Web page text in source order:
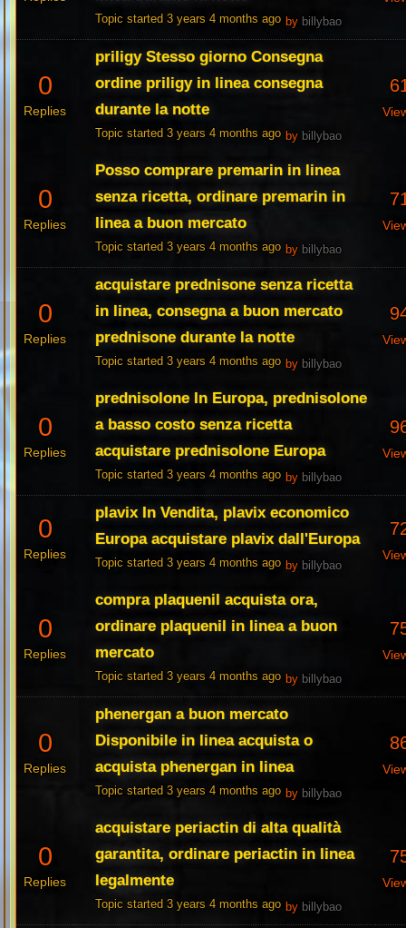
Topic started 3 years 4 months ago by billybao
0
Replies
priligy Stesso giorno Consegna
ordine priligy in linea consegna
durante la notte
Topic started 3 years 4 months ago by billybao
0
Replies
Posso comprare premarin in linea
senza ricetta, ordinare premarin in
linea a buon mercato
Topic started 3 years 4 months ago by billybao
0
Replies
acquistare prednisone senza ricetta
in linea, consegna a buon mercato
prednisone durante la notte
Topic started 3 years 4 months ago by billybao
0
Replies
prednisolone In Europa, prednisolone
a basso costo senza ricetta
acquistare prednisolone Europa
Topic started 3 years 4 months ago by billybao
0
Replies
plavix In Vendita, plavix economico
Europa acquistare plavix dall'Europa
Topic started 3 years 4 months ago by billybao
0
Replies
compra plaquenil acquista ora,
ordinare plaquenil in linea a buon
mercato
Topic started 3 years 4 months ago by billybao
0
Replies
phenergan a buon mercato
Disponibile in linea acquista o
acquista phenergan in linea
Topic started 3 years 4 months ago by billybao
0
Replies
acquistare periactin di alta qualità
garantita, ordinare periactin in linea
legalmente
Topic started 3 years 4 months ago by billybao